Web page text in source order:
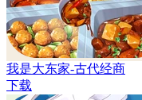
我是大东家-古代经商
下载